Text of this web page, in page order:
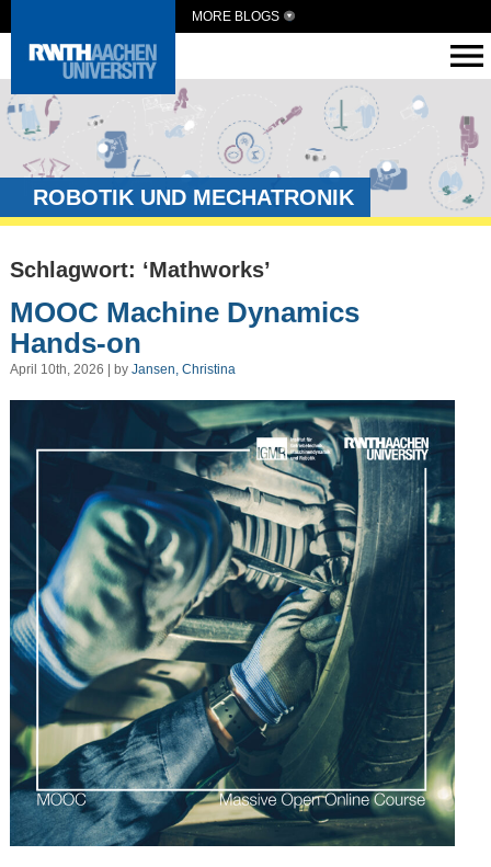
MORE BLOGS
ROBOTIK UND MECHATRONIK
Schlagwort: ‘Mathworks’
MOOC Machine Dynamics
Hands-on
April 10th, 2026 | by Jansen, Christina